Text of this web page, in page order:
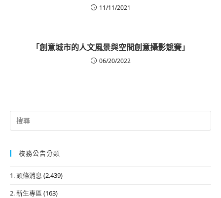
11/11/2021
「創意城市的人文風景與空間創意攝影競賽」
06/20/2022
Search
for:
校務公告分類
1. 頭條消息 (2,439)
2. 新生專區 (163)